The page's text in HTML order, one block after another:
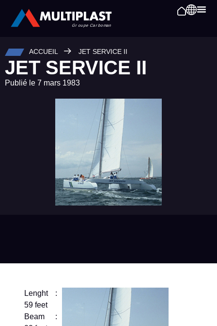
ACCUEIL JET SERVICE II
JET SERVICE II
Publié le 7 mars 1983
Lenght :
59 feet
Beam :